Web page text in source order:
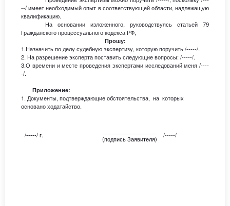
--/ имеет необходимый опыт в соответствующей области, надлежащую
квалификацию.
На основании изложенного, руководствуясь статьей 79
Гражданского процессуального кодекса РФ,
Прошу:
1.Назначить по делу судебную экспертизу, которую поручить /-----/.
2. На разрешение эксперта поставить следующие вопросы: /-----/.
3.О времени и месте проведения экспертами исследований меня /----
-/.
Приложение:
1. Документы, подтверждающие обстоятельства, на которых
основано ходатайство.
/-----/ г.
(подпись Заявителя)
/-----/